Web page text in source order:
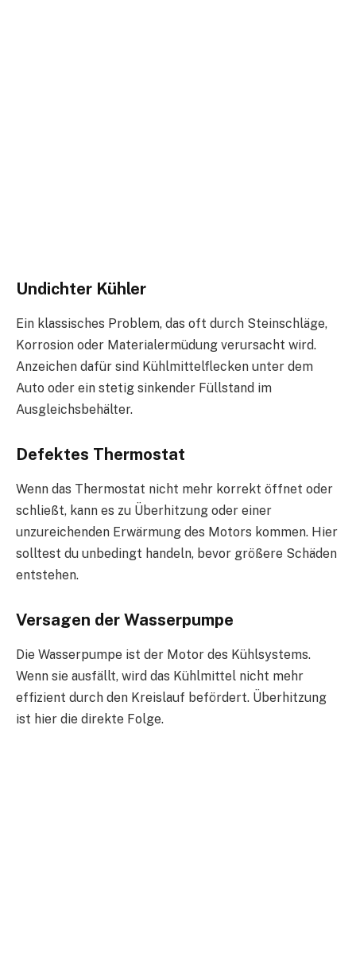
Undichter Kühler
Ein klassisches Problem, das oft durch Steinschläge,
Korrosion oder Materialermüdung verursacht wird.
Anzeichen dafür sind Kühlmittelflecken unter dem
Auto oder ein stetig sinkender Füllstand im
Ausgleichsbehälter.
Defektes Thermostat
Wenn das Thermostat nicht mehr korrekt öffnet oder
schließt, kann es zu Überhitzung oder einer
unzureichenden Erwärmung des Motors kommen. Hier
solltest du unbedingt handeln, bevor größere Schäden
entstehen.
Versagen der Wasserpumpe
Die Wasserpumpe ist der Motor des Kühlsystems.
Wenn sie ausfällt, wird das Kühlmittel nicht mehr
effizient durch den Kreislauf befördert. Überhitzung
ist hier die direkte Folge.